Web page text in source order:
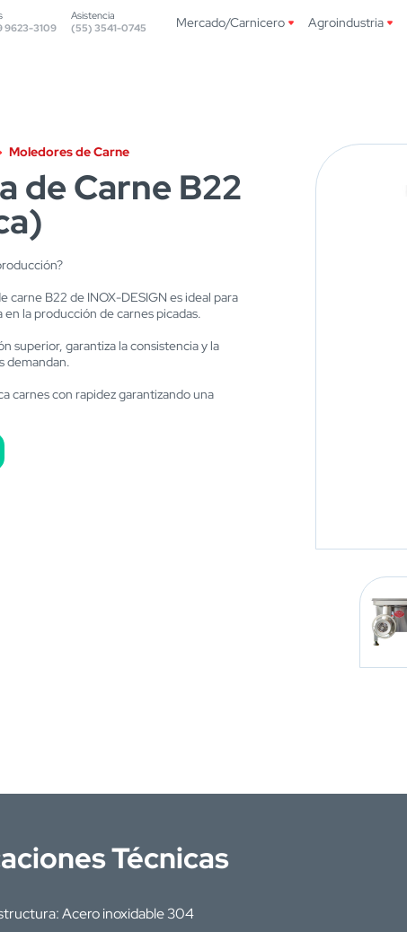
9623-3109
Asistencia
(55) 3541-0745
Mercado/Carnicero Agroindustria
Moledores de Carne
de Carne B22
carne B22 de INOX-DESIGN es ideal para
la producción de carnes picadas.
superior, garantiza la consistencia y la
demandan.
carnes con rapidez garantizando una
Técnicas
Acero inoxidable 304